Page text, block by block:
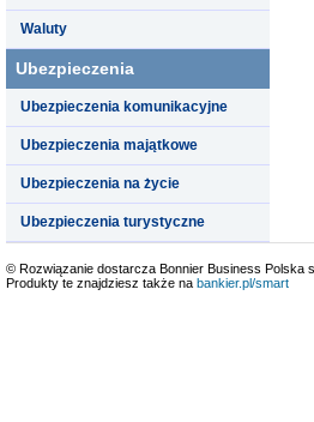
Waluty
Ubezpieczenia
Ubezpieczenia komunikacyjne
Ubezpieczenia majątkowe
Ubezpieczenia na życie
Ubezpieczenia turystyczne
© Rozwiązanie dostarcza Bonnier Business Polska
Produkty te znajdziesz także na bankier.pl/smart